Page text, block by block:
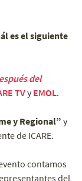
es el siguiente
del
TVy EMOL.
y Regional”y
de ICARE.
contamos
del